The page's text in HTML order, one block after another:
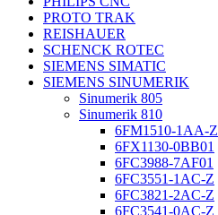
PROTO TRAK
REISHAUER
SCHENCK ROTEC
SIEMENS SIMATIC
SIEMENS SINUMERIK
Sinumerik 805
Sinumerik 810
6FM1510-1AA-Z
6FX1130-0BB01
6FC3988-7AF01
6FC3551-1AC-Z
6FC3821-2AC-Z
6FC3541-0AC-Z